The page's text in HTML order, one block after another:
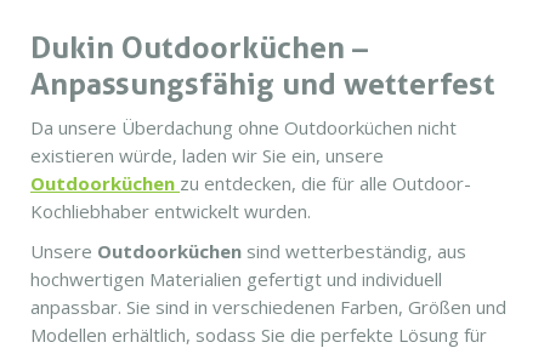
Dukin Outdoorküchen –
Anpassungsfähig und wetterfest
Da unsere Überdachung ohne Outdoorküchen nicht
existieren würde, laden wir Sie ein, unsere
Outdoorküchen zu entdecken, die für alle Outdoor-
Kochliebhaber entwickelt wurden.
Unsere Outdoorküchen sind wetterbeständig, aus
hochwertigen Materialien gefertigt und individuell
anpassbar. Sie sind in verschiedenen Farben, Größen und
Modellen erhältlich, sodass Sie die perfekte Lösung für